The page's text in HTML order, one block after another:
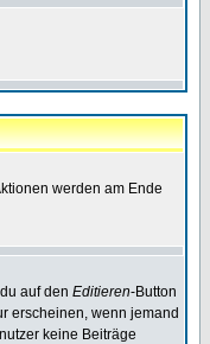
werden am Ende
auf den Editieren-Button
erscheinen, wenn jemand
keine Beiträge